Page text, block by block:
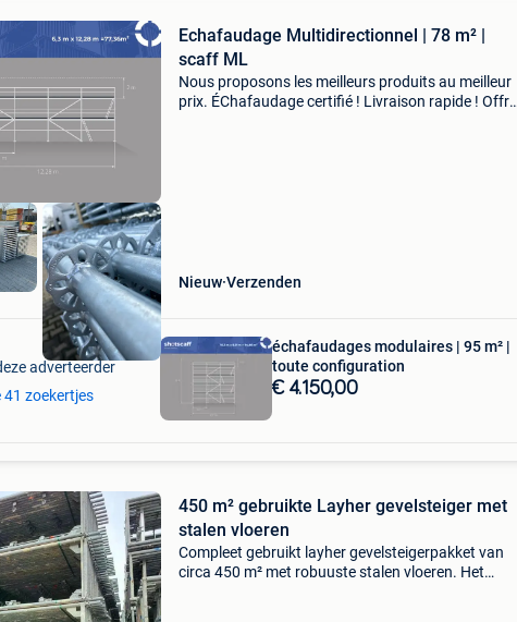
Echafaudage Multidirectionnel | 78 m² |
scaff ML
Nous proposons les meilleurs produits au meilleur
prix. ÉChafaudage certifié ! Livraison rapide ! Offre
Nieuw Verzenden
adverteerder
41 zoekertjes
échafaudages modulaires | 95 m² |
toute configuration
€ 4.150,00
450 m² gebruikte Layher gevelsteiger met
stalen vloeren
Compleet gebruikt layher gevelsteigerpakket van
circa 450 m² met robuuste stalen vloeren. Het